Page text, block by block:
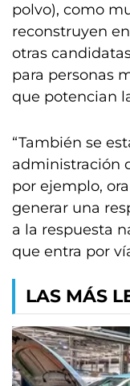
polvo), como
reconstruyen
otras
para personas
que potencian
“También se
administración
por ejemplo,
generar una
a la respuesta
que entra por
LAS MÁS